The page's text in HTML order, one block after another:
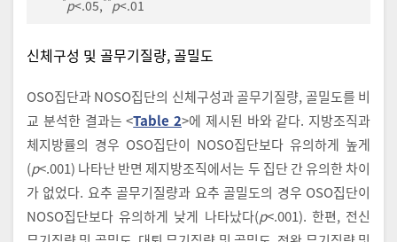
p<.05, p<.01
신체구성 및 골무기질량, 골밀도
OSO집단과 NOSO집단의 신체구성과 골무기질량, 골밀도를 비
교 분석한 결과는 <Table 2>에 제시된 바와 같다. 지방조직과
체지방률의 경우 OSO집단이 NOSO집단보다 유의하게 높게
(p<.001) 나타난 반면 제지방조직에서는 두 집단 간 유의한 차이
가 없었다. 요추 골무기질량과 요추 골밀도의 경우 OSO집단이
NOSO집단보다 유의하게 낮게 나타났다(p<.001). 한편, 전신